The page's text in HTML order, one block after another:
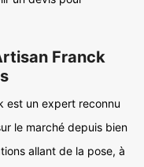
Franck
est un expert reconnu
le marché depuis bien
allant de la pose, à